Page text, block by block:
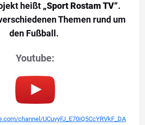
heißt „Sport Rostam TV“.
Themen rund um
den Fußball.
Youtube:
channel/UCuvyFJ_E70iQ5CcYRVkF_DA